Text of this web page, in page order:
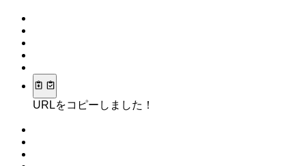
URLをコピーしました！